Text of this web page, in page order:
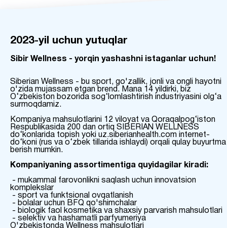
2023-yil uchun yutuqlar
Sibir Wellness - yorqin yashashni istaganlar uchun!
Siberian Wellness - bu sport, go'zallik, jonli va ongli hayotni
o'zida mujassam etgan brend. Mana 14 yildirki, biz
O‘zbekiston bozorida sog‘lomlashtirish industriyasini olg‘a
surmoqdamiz.
Kompaniya mahsulotlarini 12 viloyat va Qoraqalpog‘iston
Respublikasida 200 dan ortiq SIBERIAN WELLNESS
do‘konlarida topish yoki uz.siberianhealth.com internet-
do‘koni (rus va o‘zbek tillarida ishlaydi) orqali qulay buyurtma
berish mumkin.
Kompaniyaning assortimentiga quyidagilar kiradi:
- mukammal farovonlikni saqlash uchun innovatsion
komplekslar
- sport va funktsional ovqatlanish
- bolalar uchun BFQ qo'shimchalar
- biologik faol kosmetika va shaxsiy parvarish mahsulotlari
- selektiv va hashamatli parfyumeriya
O'zbekistonda Wellness mahsulotlari